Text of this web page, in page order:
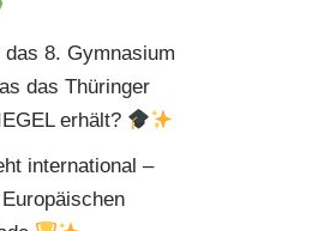
das 8. Gymnasium
das Thüringer
erhält?
international –